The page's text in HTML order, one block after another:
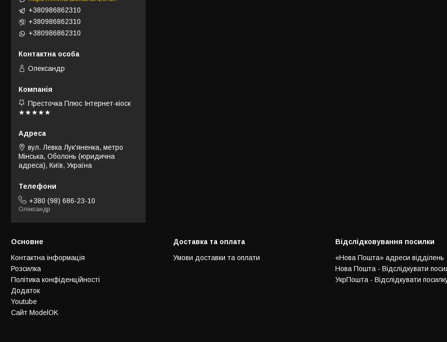
+380986862310
+380986862310
+380986862310
Олександр
Престочка Плюс Інтернет-кіоск
★★★★★
вул. Левка Лук'яненка, метро
Мінська, Оболонь (юридична
адреса), Київ, Україна
+380 (98) 686-23-10
Олександр
Основне
Контактна інформація
Розсилка
Політика конфіденційності
Додаток
Youtube
Сайт ModelOK
Доставка та оплата
Умови доставки та оплати
Відслідковування посилки
«Нова Пошта» адреси відділень
Нова Пошта - Відслідкувати
УкрПошта - Відслідкувати